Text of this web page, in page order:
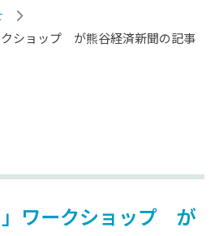
ショップ が熊谷経済新聞の記事
ワークショップ が